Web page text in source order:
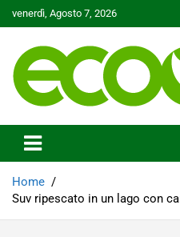
to
venerdì, Agosto 7, 2026
Ecoo.it
Home
Suv ripescato in un lago con